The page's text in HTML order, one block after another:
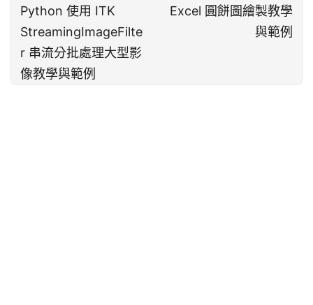
Python 使用 ITK
StreamingImageFilte
r 串流分批處理大型影
像教學與範例
Excel 圓餅圖繪製教學
與範例